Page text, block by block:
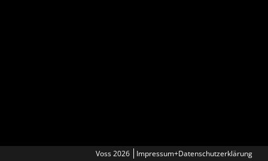
Voss 2026 Impressum+Datenschutzerklärung